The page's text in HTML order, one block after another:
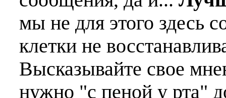
мы не для этого здесь
клетки не
Высказывайте свое
нужно "с пеной у рта"